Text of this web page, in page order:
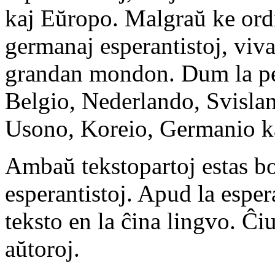
kaj Eŭropo. Malgraŭ ke
germanaj esperantistoj,
grandan mondon. Dum la
Belgio, Nederlando,
Usono, Koreio, Germanio
Ambaŭ tekstopartoj estas
esperantistoj. Apud la
teksto en la ĉina lingvo.
aŭtoroj.